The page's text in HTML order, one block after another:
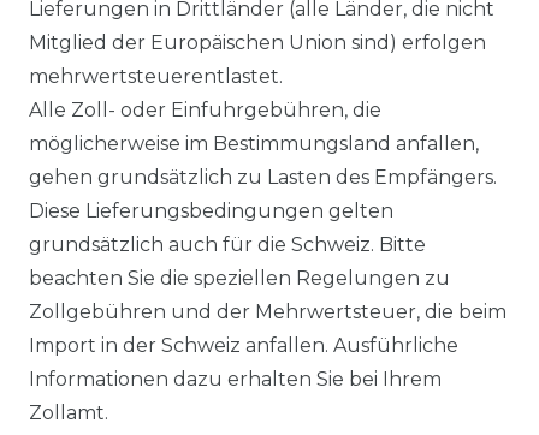
Lieferungen in Drittländer (alle Länder, die nicht
Mitglied der Europäischen Union sind) erfolgen
mehrwertsteuerentlastet.
Alle Zoll- oder Einfuhrgebühren, die
möglicherweise im Bestimmungsland anfallen,
gehen grundsätzlich zu Lasten des Empfängers.
Diese Lieferungsbedingungen gelten
grundsätzlich auch für die Schweiz. Bitte
beachten Sie die speziellen Regelungen zu
Zollgebühren und der Mehrwertsteuer, die beim
Import in der Schweiz anfallen. Ausführliche
Informationen dazu erhalten Sie bei Ihrem
Zollamt.